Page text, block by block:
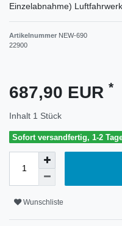
Einzelabnahme) Luftfahrwerk
Artikelnummer NEW-690
22900
687,90 EUR *
Inhalt 1 Stück
Sofort versandfertig, 1-2
Wunschliste